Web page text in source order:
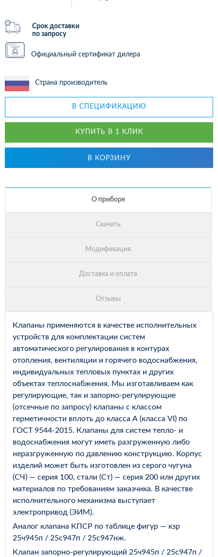
Срок доставки
по запросу
Официальный сертификат дилера
Страна производитель
В СПЕЦИФИКАЦИЮ
КУПИТЬ В 1 КЛИК
В КОРЗИНУ
Клапаны применяются в качестве исполнительных
устройств для комплектации систем
автоматического регулирования в контурах
отопления, вентиляции и горячего водоснабжения,
индивидуальных тепловых пунктах и других
объектах теплоснабжения. Мы изготавливаем как
регулирующие, так и запорно-регулирующие
(отсечные по запросу) клапаны с классом
герметичности вплоть до класса А (класса VI) по
ГОСТ 9544-2015. Клапаны для систем тепло- и
водоснабжения могут иметь разгруженную либо
неразгруженную по давлению конструкцию. Корпус
изделий может быть изготовлен из серого чугуна
(СЧ) — серия 100, стали (Ст) — серия 200 или других
материалов по требованиям заказчика. В качестве
исполнительного механизма выступает
электропривод (ЭИМ).
Аналог клапана КПСР по таблице фигур — кзр
25ч945п / 25с947п / 25с947нж.
Клапан запорно-регулирующий 25ч945п / 25с947п /